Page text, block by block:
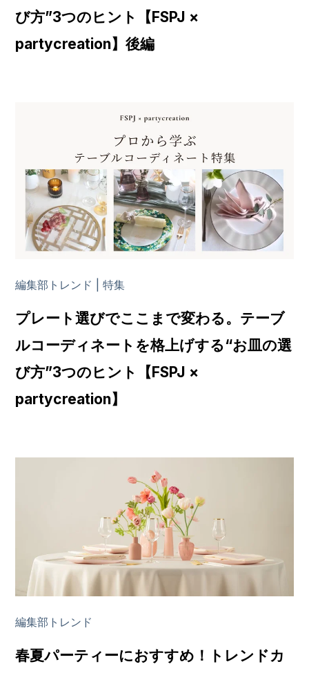
び方”3つのヒント【FSPJ ×
partycreation】後編
編集部トレンド | 特集
プレート選びでここまで変わる。テーブ
ルコーディネートを格上げする“お皿の選
び方”3つのヒント【FSPJ ×
partycreation】
編集部トレンド
春夏パーティーにおすすめ！トレンドカ